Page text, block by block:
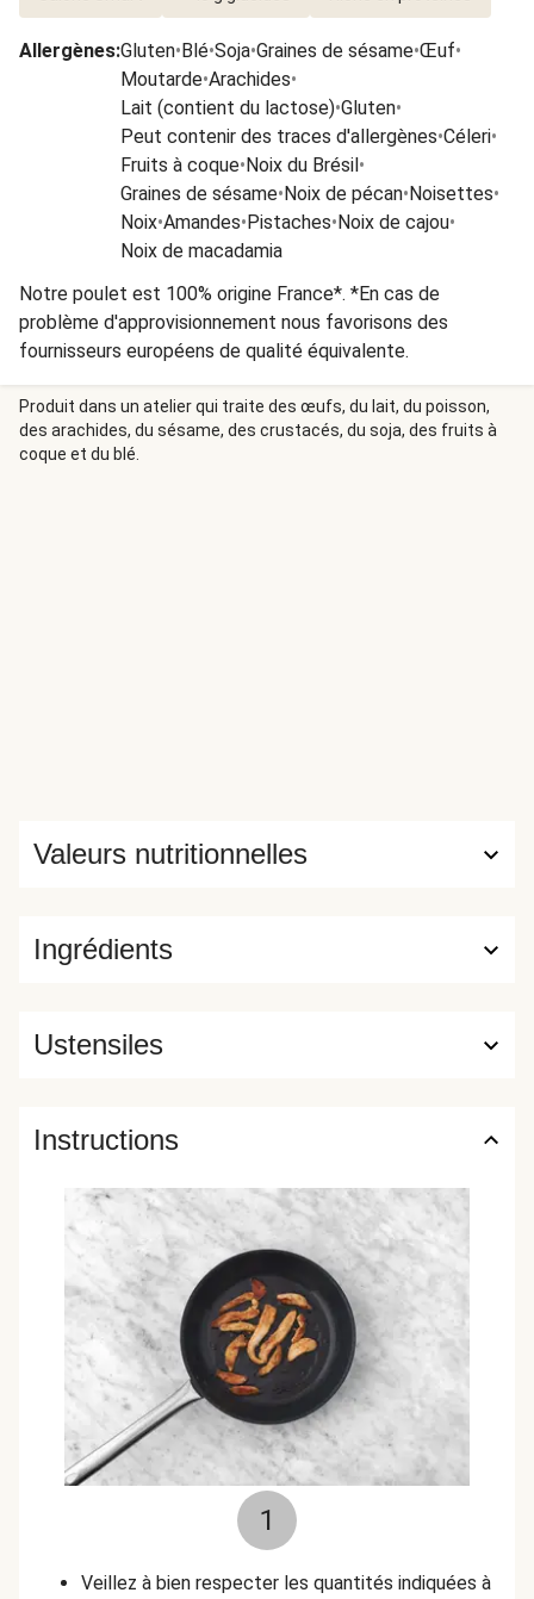
Allergènes:Gluten•Blé•Soja•Graines de sésame•Œuf•
Moutarde•Arachides•
Lait (contient du lactose)•Gluten•
Peut contenir des traces d'allergènes•Céleri•
Fruits à coque•Noix du Brésil•
Graines de sésame•Noix de pécan•Noisettes•
Noix•Amandes•Pistaches•Noix de cajou•
Noix de macadamia
Notre poulet est 100% origine France*. *En cas de
problème d'approvisionnement nous favorisons des
fournisseurs européens de qualité équivalente.
Produit dans un atelier qui traite des œufs, du lait, du poisson,
des arachides, du sésame, des crustacés, du soja, des fruits à
coque et du blé.
Ingrédients
Valeurs nutritionnelles
Ustensiles
Instructions
1
Veillez à bien respecter les quantités indiquées à